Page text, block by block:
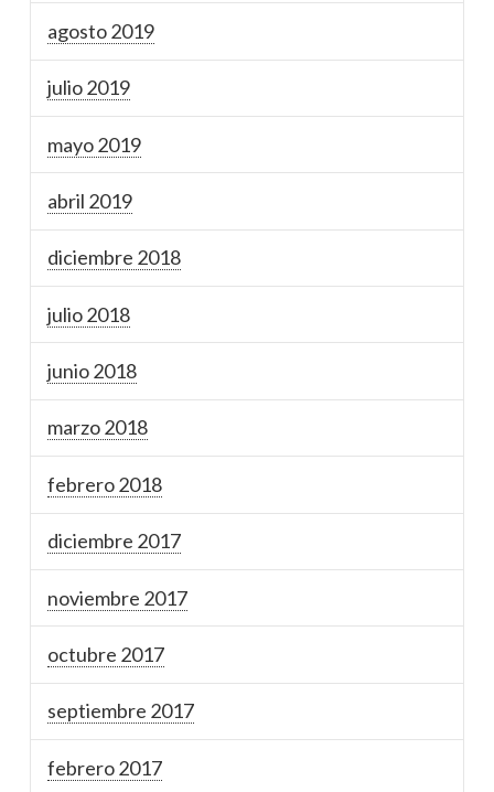
agosto 2019
julio 2019
mayo 2019
abril 2019
diciembre 2018
julio 2018
junio 2018
marzo 2018
febrero 2018
diciembre 2017
noviembre 2017
octubre 2017
septiembre 2017
febrero 2017